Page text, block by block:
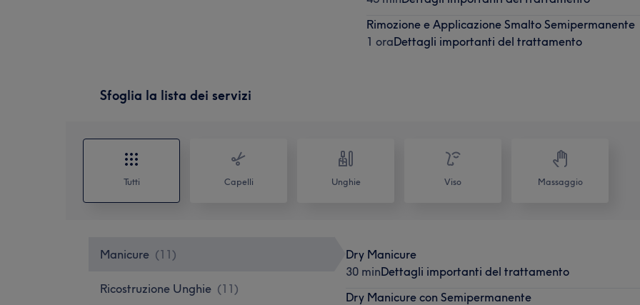
Rimozione e Applicazione Smalto Semipermanente
1 oraDettagli importanti del trattamento
Sfoglia la lista dei servizi
Tutti Capelli Unghie Viso Massaggio
Manicure (11 )
Ricostruzione Unghie (11)
Dry Manicure
30 minDettagli importanti del trattamento
Dry Manicure con Semipermanente